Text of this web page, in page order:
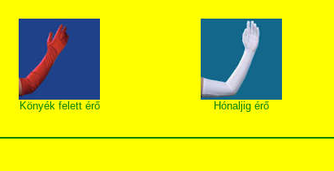
Könyék felett érő Hónaljig érő